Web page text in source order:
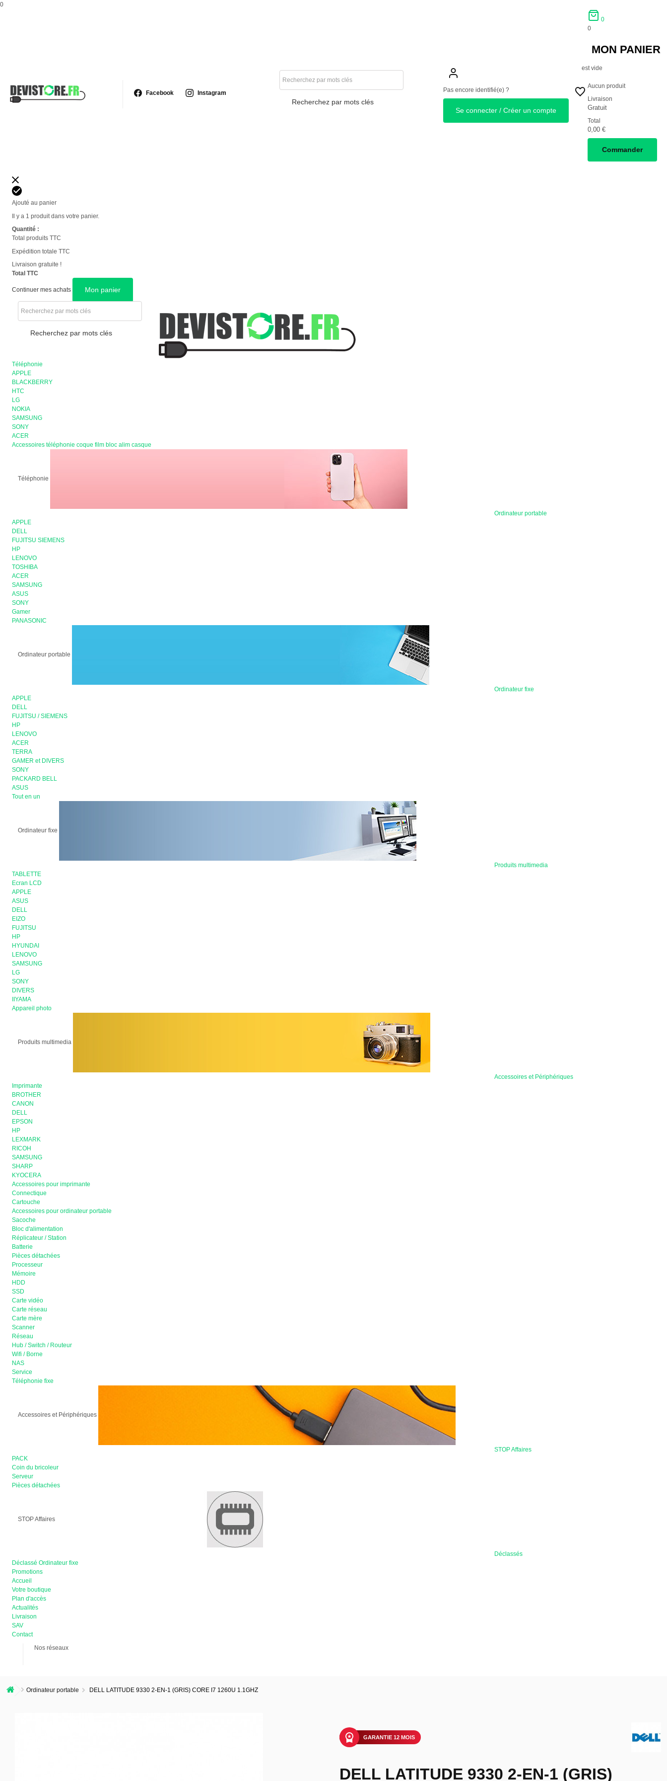
0
Facebook Instagram
Recherchez par mots clés
Pas encore identifié(e) ?
Se connecter / Créer un compte
0
0
MON PANIER
est vide
Aucun produit
Livraison
Gratuit
Total
0,00 €
Commander
Ajouté au panier
Il y a 1 produit dans votre panier.
Quantité :
Total produits TTC
Expédition totale TTC
Livraison gratuite !
Total TTC
Continuer mes achats Mon panier
Recherchez par mots clés
Téléphonie
APPLE
BLACKBERRY
HTC
LG
NOKIA
SAMSUNG
SONY
ACER
Accessoires téléphonie coque film bloc alim casque
Téléphonie
Ordinateur portable
APPLE
DELL
FUJITSU SIEMENS
HP
LENOVO
TOSHIBA
ACER
SAMSUNG
ASUS
SONY
Gamer
PANASONIC
Ordinateur portable
Ordinateur fixe
APPLE
DELL
FUJITSU / SIEMENS
HP
LENOVO
ACER
TERRA
GAMER et DIVERS
SONY
PACKARD BELL
ASUS
Tout en un
Ordinateur fixe
Produits multimedia
TABLETTE
Ecran LCD
APPLE
ASUS
DELL
EIZO
FUJITSU
HP
HYUNDAI
LENOVO
SAMSUNG
LG
SONY
DIVERS
IIYAMA
Appareil photo
Produits multimedia
Accessoires et Périphériques
Imprimante
BROTHER
CANON
DELL
EPSON
HP
LEXMARK
RICOH
SAMSUNG
SHARP
KYOCERA
Accessoires pour imprimante
Connectique
Cartouche
Accessoires pour ordinateur portable
Sacoche
Bloc d'alimentation
Réplicateur / Station
Batterie
Pièces détachées
Processeur
Mémoire
HDD
SSD
Carte vidéo
Carte réseau
Carte mère
Scanner
Réseau
Hub / Switch / Routeur
Wifi / Borne
NAS
Service
Téléphonie fixe
Accessoires et Périphériques
STOP Affaires
PACK
Coin du bricoleur
Serveur
Pièces détachées
STOP Affaires
Déclassés
Déclassé Ordinateur fixe
Promotions
Accueil
Votre boutique
Plan d'accès
Actualités
Livraison
SAV
Contact
Nos réseaux
Ordinateur portable DELL LATITUDE 9330 2-EN-1 (GRIS) CORE I7 1260U 1.1GHZ
GARANTIE 12 MOIS
DELL LATITUDE 9330 2-EN-1 (GRIS)